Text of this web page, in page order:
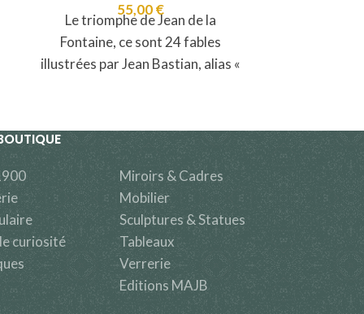
55,00€
Le triomphe de Jean de la
Fontaine, ce sont 24 fables
illustrées par Jean Bastian, alias «
curiosité
Miroirs & Cadres
Mobilier
Sculptures & Statues
Tableaux
Verrerie
Editions MAJB